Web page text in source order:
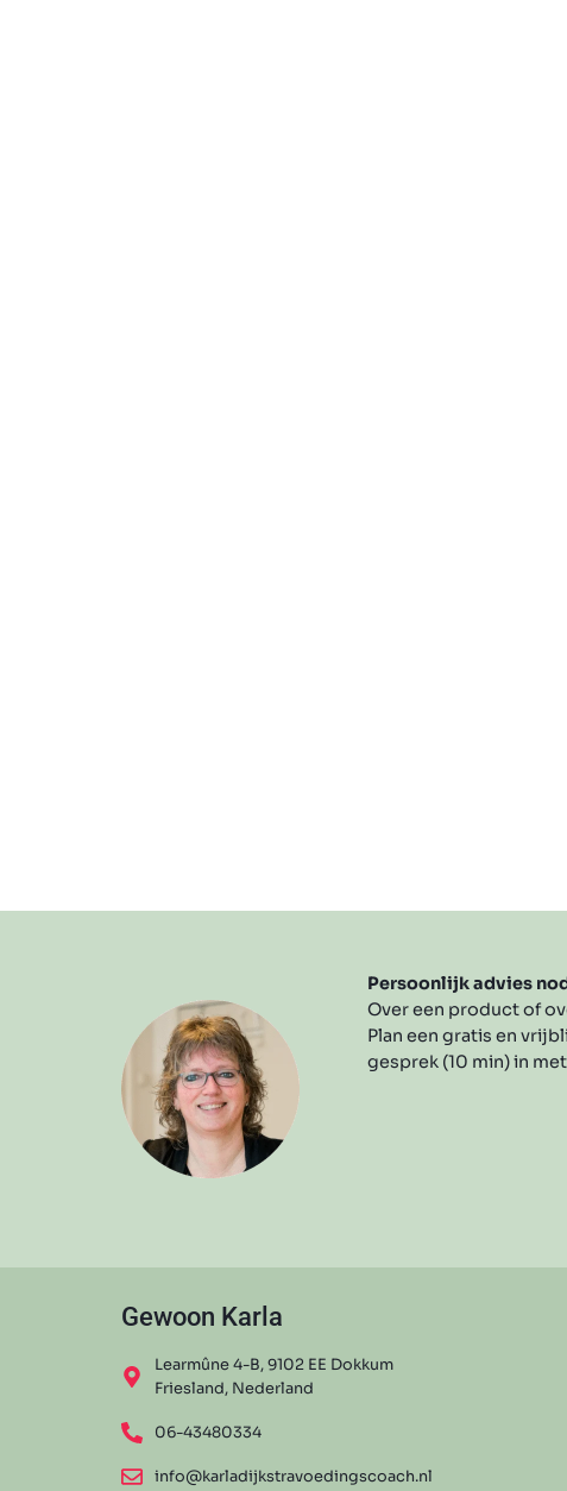
Persoonlijk advies
Over een product of
Plan een gratis en
gesprek (10 min) in
Gewoon Karla
Learmûne 4-B, 9102 EE Dokkum
Friesland, Nederland
06-43480334
info@karladijkstravoedingscoach.nl